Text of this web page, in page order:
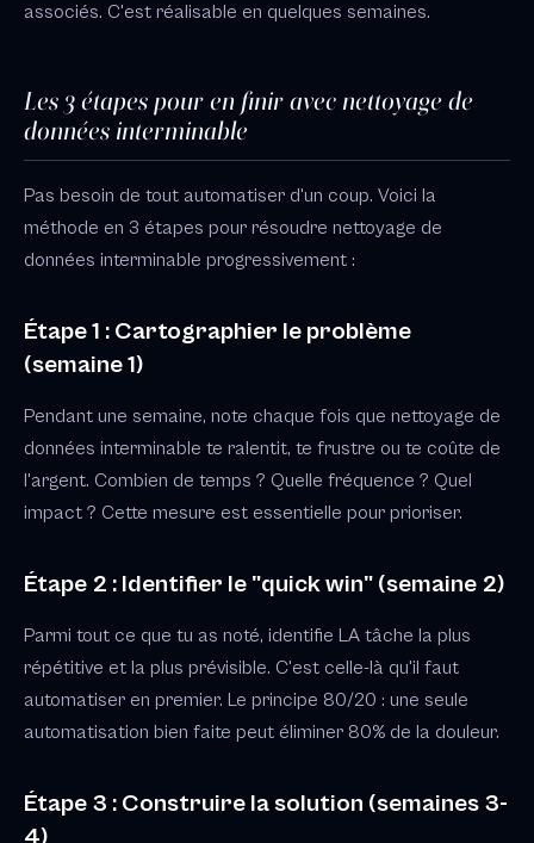
associés. C'est réalisable en quelques semaines.
Les 3 étapes pour en finir avec nettoyage de
données interminable
Pas besoin de tout automatiser d'un coup. Voici la
méthode en 3 étapes pour résoudre nettoyage de
données interminable progressivement :
Étape 1 : Cartographier le problème
(semaine 1)
Pendant une semaine, note chaque fois que nettoyage de
données interminable te ralentit, te frustre ou te coûte de
l'argent. Combien de temps ? Quelle fréquence ? Quel
impact ? Cette mesure est essentielle pour prioriser.
Étape 2 : Identifier le "quick win" (semaine 2)
Parmi tout ce que tu as noté, identifie LA tâche la plus
répétitive et la plus prévisible. C'est celle-là qu'il faut
automatiser en premier. Le principe 80/20 : une seule
automatisation bien faite peut éliminer 80% de la douleur.
Étape 3 : Construire la solution (semaines 3-